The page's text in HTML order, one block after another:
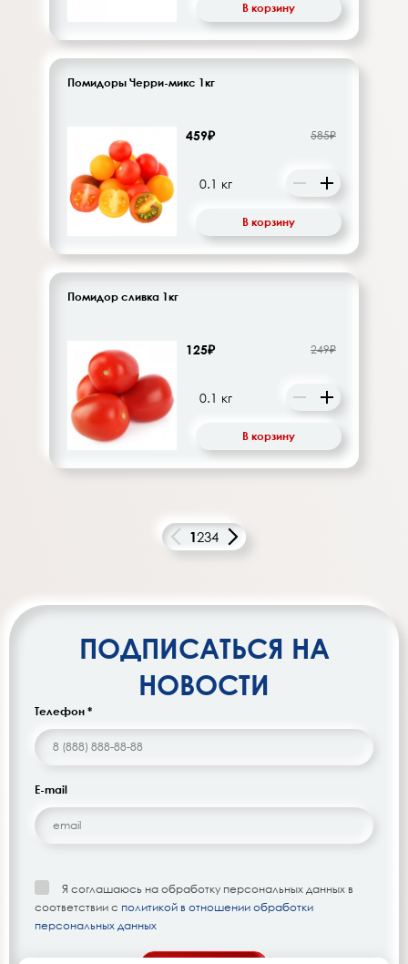
В корзину
Помидоры Черри-микс 1кг
459₽ 585₽
В корзину
Помидор сливка 1кг
125₽ 249₽
В корзину
1234
ПОДПИСАТЬСЯ НА
НОВОСТИ
Телефон *
E-mail
Я соглашаюсь на обработку персональных данных в
соответствии с политикой в отношении обработки
персональных данных